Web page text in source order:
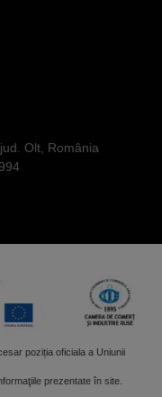
Olt, România
poziția oficiala a Uniunii
prezentate în site.